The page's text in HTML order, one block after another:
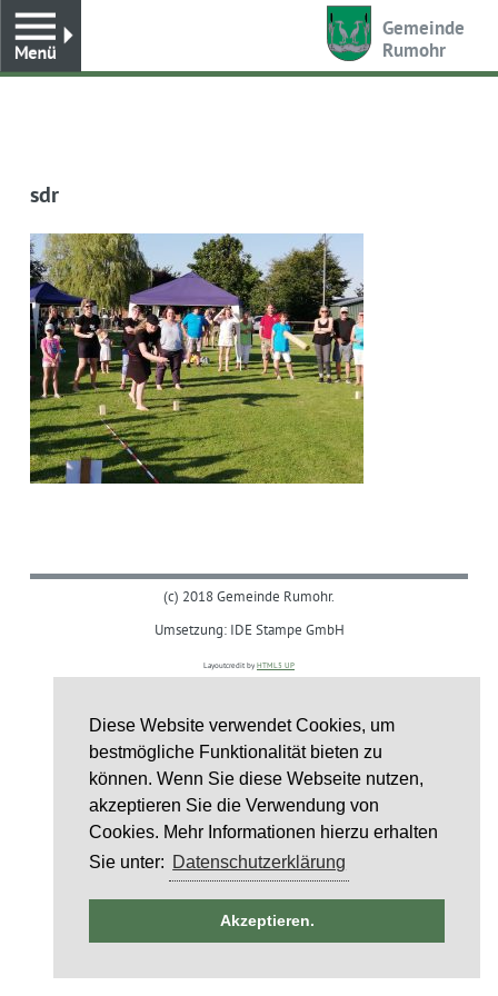
Diese Website verwendet Cookies, um
bestmögliche Funktionalität bieten zu
können. Wenn Sie diese Webseite nutzen,
akzeptieren Sie die Verwendung von
Cookies. Mehr Informationen hierzu erhalten
Sie unter: Datenschutzerklärung
Akzeptieren.
Gemeinde
Rumohr
sdr
(c) 2018 Gemeinde Rumohr.
Umsetzung: IDE Stampe GmbH
Layoutcredit by HTML5 UP